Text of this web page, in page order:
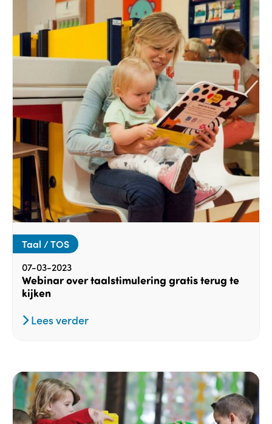
Taal / TOS
07-03-2023
Webinar over taalstimulering gratis terug te
kijken
Lees verder